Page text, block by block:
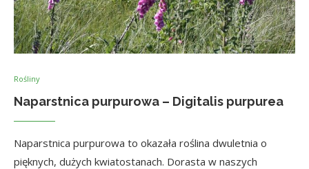
Rośliny
Naparstnica purpurowa – Digitalis purpurea
Naparstnica purpurowa to okazała roślina dwuletnia o
pięknych, dużych kwiatostanach. Dorasta w naszych